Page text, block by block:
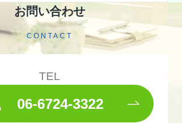
お問い合わせ
CONTACT
TEL
06-6724-3322